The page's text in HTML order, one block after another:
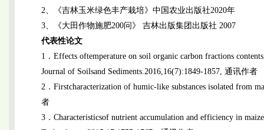
2、《吉林玉米绿色丰产栽培》中国农业出版社2020年
3、《大田作物施肥200问》 吉林出版集团出版社 2007
代表性论文
1．Effects oftemperature on soil organic carbon fractions
Journal of Soilsand Sediments.2016,16(7):1849-1857, 通讯作者
2．Firstcharacterization of humic-like substances isolated from
者
3．Characteristicsof nutrient accumulation and efficiency in